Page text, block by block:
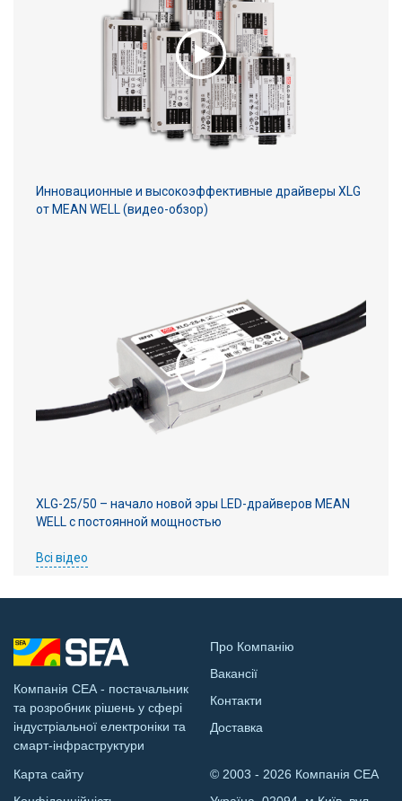
Инновационные и высокоэффективные драйверы XLG
от MEAN WELL (видео-обзор)
XLG-25/50 – начало новой эры LED-драйверов MEAN
WELL с постоянной мощностью
Всі відео
Компанія СЕА - постачальник
та розробник рішень у сфері
індустріальної електроніки та
смарт-інфраструктури
Про Компанію
Вакансії
Контакти
Доставка
Карта сайту
© 2003 - 2026 Компанія СЕА